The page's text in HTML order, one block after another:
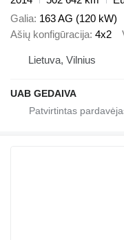
Galia 163 AG (120 kW)
Ašių konfigūracija 4x2
Lietuva, Vilnius
UAB GEDAIVA